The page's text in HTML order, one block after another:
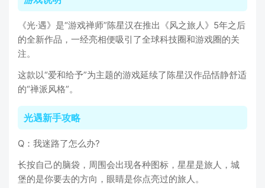
《光·遇》是“游戏禅师”陈星汉在推出《风之旅人》5年之后
的全新作品，一经亮相便吸引了全球科技圈和游戏圈的关
注。
这款以“爱和给予”为主题的游戏延续了陈星汉作品恬静舒适
的“禅派风格”。
光遇新手攻略
Q：我迷路了怎么办?
长按自己的脑袋，周围会出现各种图标，星星是旅人，城
堡的是你要去的方向，眼睛是你点亮过的旅人。